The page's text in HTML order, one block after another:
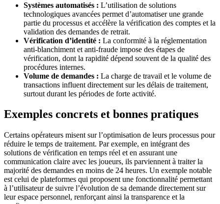
Systèmes automatisés : L’utilisation de solutions
technologiques avancées permet d’automatiser une grande
partie du processus et accélère la vérification des comptes et la
validation des demandes de retrait.
Vérification d’identité : La conformité à la réglementation
anti-blanchiment et anti-fraude impose des étapes de
vérification, dont la rapidité dépend souvent de la qualité des
procédures internes.
Volume de demandes : La charge de travail et le volume de
transactions influent directement sur les délais de traitement,
surtout durant les périodes de forte activité.
Exemples concrets et bonnes pratiques
Certains opérateurs misent sur l’optimisation de leurs processus pour
réduire le temps de traitement. Par exemple, en intégrant des
solutions de vérification en temps réel et en assurant une
communication claire avec les joueurs, ils parviennent à traiter la
majorité des demandes en moins de 24 heures. Un exemple notable
est celui de plateformes qui proposent une fonctionnalité permettant
à l’utilisateur de suivre l’évolution de sa demande directement sur
leur espace personnel, renforçant ainsi la transparence et la